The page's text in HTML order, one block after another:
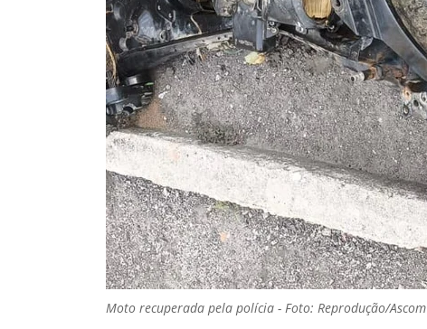
Moto recuperada pela polícia - Foto: Reprodução/Ascom